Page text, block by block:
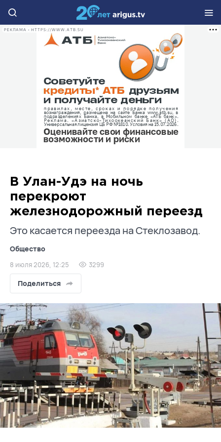
РЕКЛАМА • HTTPS://WWW.ATB.SU
В Улан-Удэ на ночь
перекроют
железнодорожный переезд
Это касается переезда на Стеклозавод.
Общество
8 июля 2026, 12:25 3299
Поделиться